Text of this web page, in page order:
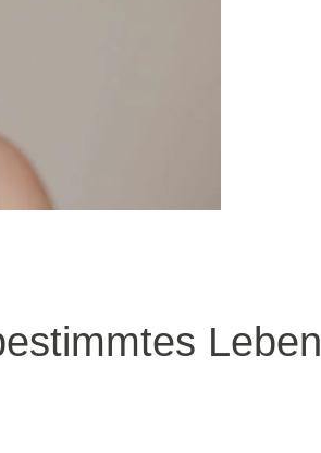
Leben